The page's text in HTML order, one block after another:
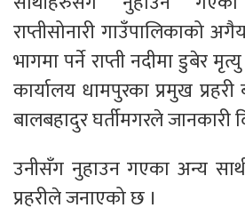
राप्तीसोनारी गाउँपालिकाको
भागमा पर्ने राप्ती नदीमा डुबेर
कार्यालय धामपुरका प्रमुख प्रहरी
बालबहादुर घर्तीमगरले जानकारी
उनीसँग नुहाउन गएका अन्य
प्रहरीले जनाएको छ ।